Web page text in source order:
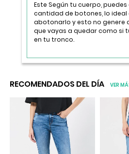
Este Según tu cuerpo, puedes
cantidad de botones, lo ideal
abotonarlo y esto no genere
que vayas a quedar como si
en tu tronco.
RECOMENDADOS DEL DÍA VER